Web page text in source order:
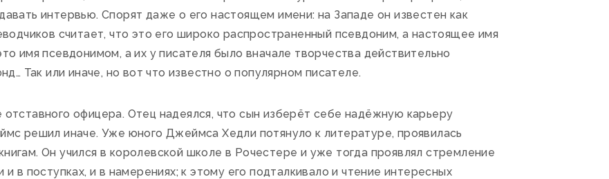
интервью. Спорят даже о его настоящем имени: на Западе он известен как
считает, что это его широко распространенный псевдоним, а настоящее имя
имя псевдонимом, а их у писателя было вначале творчества действительно
Так или иначе, но вот что известно о популярном писателе.
офицера. Отец надеялся, что сын изберёт себе надёжную карьеру
решил иначе. Уже юного Джеймса Хедли потянуло к литературе, проявилась
Он учился в королевской школе в Рочестере и уже тогда проявлял стремление
в поступках, и в намерениях; к этому его подталкивало и чтение интересных